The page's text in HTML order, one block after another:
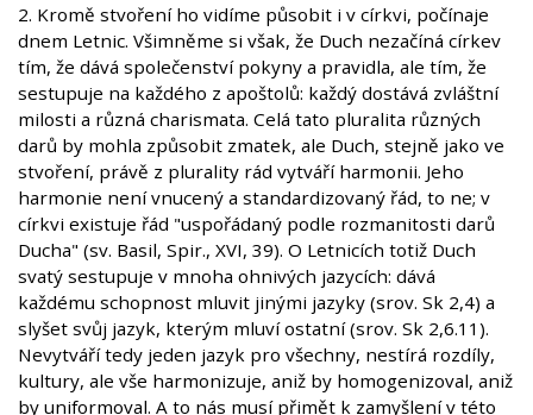
2. Kromě stvoření ho vidíme působit i v církvi, počínaje
dnem Letnic. Všimněme si však, že Duch nezačíná církev
tím, že dává společenství pokyny a pravidla, ale tím, že
sestupuje na každého z apoštolů: každý dostává zvláštní
milosti a různá charismata. Celá tato pluralita různých
darů by mohla způsobit zmatek, ale Duch, stejně jako ve
stvoření, právě z plurality rád vytváří harmonii. Jeho
harmonie není vnucený a standardizovaný řád, to ne; v
církvi existuje řád "uspořádaný podle rozmanitosti darů
Ducha" (sv. Basil, Spir., XVI, 39). O Letnicích totiž Duch
svatý sestupuje v mnoha ohnivých jazycích: dává
každému schopnost mluvit jinými jazyky (srov. Sk 2,4) a
slyšet svůj jazyk, kterým mluví ostatní (srov. Sk 2,6.11).
Nevytváří tedy jeden jazyk pro všechny, nestírá rozdíly,
kultury, ale vše harmonizuje, aniž by homogenizoval, aniž
by uniformoval. A to nás musí přimět k zamyšlení v této